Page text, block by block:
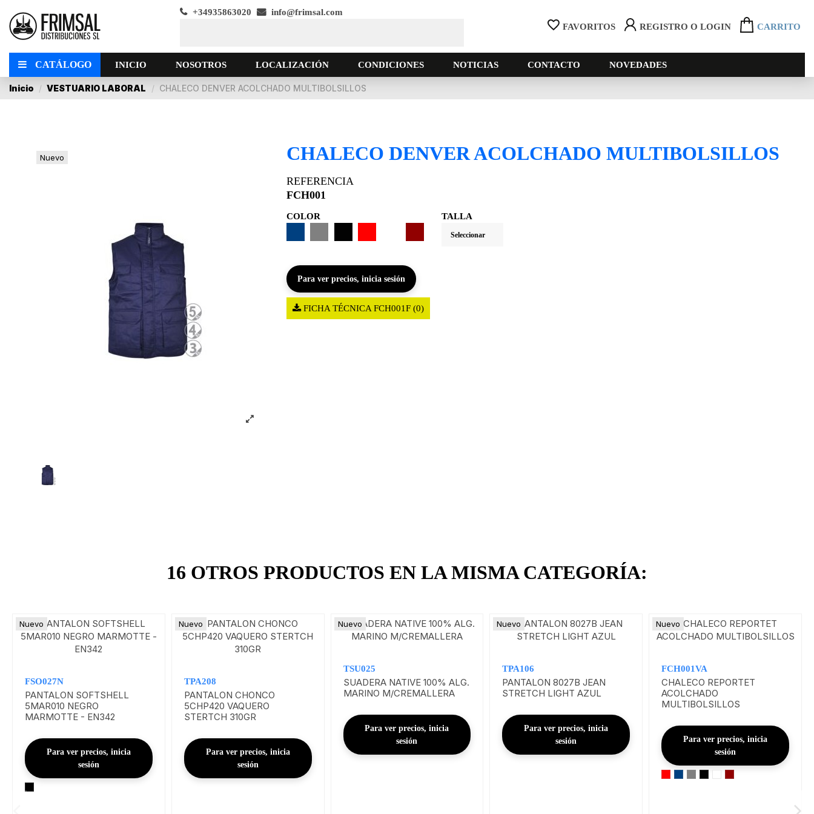
+34935863020
info@frimsal.com
FAVORITOS
REGISTRO O LOGIN CARRITO
CATÁLOGO INICIO NOSOTROS LOCALIZACIÓN CONDICIONES NOTICIAS CONTACTO NOVEDADES
Inicio VESTUARIO LABORAL CHALECO DENVER ACOLCHADO MULTIBOLSILLOS
Nuevo CHALECO DENVER ACOLCHADO MULTIBOLSILLOS
REFERENCIA
FCH001
COLOR
GRANATE
TALLA
Para ver precios, inicia sesión
FICHA TÉCNICA FCH001F (0)
16 OTROS PRODUCTOS EN LA MISMA CATEGORÍA:
Nuevo
FSO027N
PANTALON SOFTSHELL
5MAR010 NEGRO
MARMOTTE - EN342
Para ver precios, inicia
sesión
Nuevo
TPA208
PANTALON CHONCO
5CHP420 VAQUERO
STERTCH 310GR
Para ver precios, inicia
sesión
Nuevo
TSU025
SUADERA NATIVE 100% ALG.
MARINO M/CREMALLERA
Para ver precios, inicia
sesión
Nuevo
TPA106
PANTALON 8027B JEAN
STRETCH LIGHT AZUL
Para ver precios, inicia
sesión
Nuevo
FCH001VA
CHALECO REPORTET
ACOLCHADO
MULTIBOLSILLOS
Para ver precios, inicia
sesión